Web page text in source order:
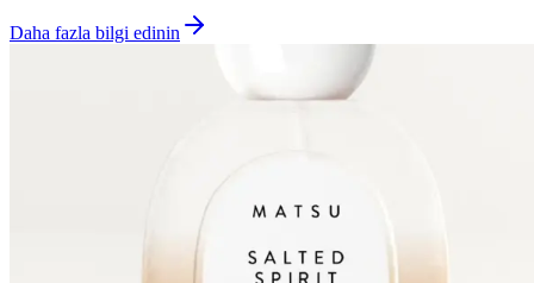
Daha fazla bilgi edinin